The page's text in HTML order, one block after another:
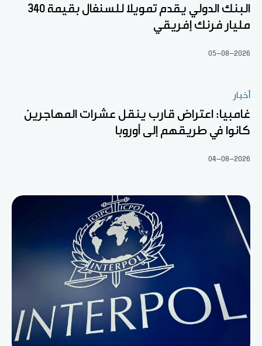
البنك الدولي يقدم تمويلا للسنغال بقيمة 340
مليار فرنك إفريقي
05-08-2026
أخبار
غامبيا: اعتراض قارب ينقل عشرات المهاجرين
كانوا في طريقهم إلى أوروبا
04-08-2026